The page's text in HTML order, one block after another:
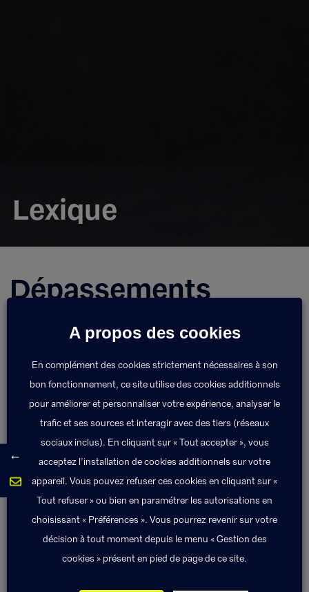
Lexique
Dépassements
d'honoraires
L’assurance maladie obligatoire ne rembourse pas
la part des honoraires qui dépasse la base de
remboursement de la Sécurité Sociale. Un contrat
santé peut prendre en charge tout ou partie de ces
dépassements.
Retour au lexique
Défense-Recours Devis d’assurance
A propos des cookies
En complément des cookies strictement nécessaires à son
bon fonctionnement, ce site utilise des cookies additionnels
pour améliorer et personnaliser votre expérience, analyser le
trafic et ses sources et interagir avec des tiers (réseaux
sociaux inclus). En cliquant sur « Tout accepter », vous
acceptez l’installation de cookies additionnels sur votre
appareil. Vous pouvez refuser ces cookies en cliquant sur «
Tout refuser » ou bien en paramétrer les autorisations en
choisissant « Préférences ». Vous pourrez revenir sur votre
décision à tout moment depuis le menu « Gestion des
cookies » présent en pied de page de ce site.
←